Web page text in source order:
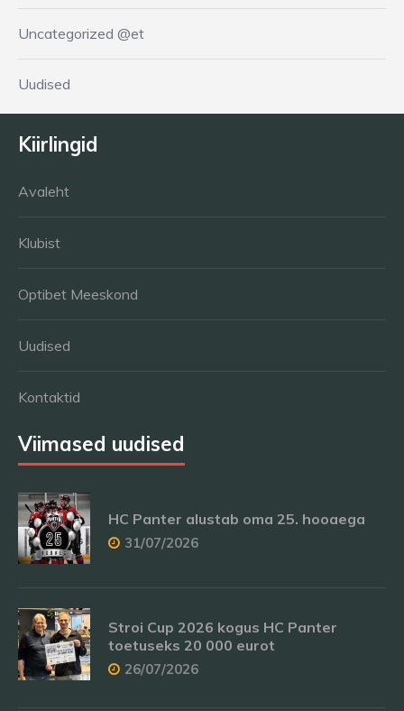
Uncategorized @et
Uudised
Kiirlingid
Avaleht
Klubist
Optibet Meeskond
Uudised
Kontaktid
Viimased uudised
HC Panter alustab oma 25. hooaega
31/07/2026
Stroi Cup 2026 kogus HC Panter
toetuseks 20 000 eurot
26/07/2026